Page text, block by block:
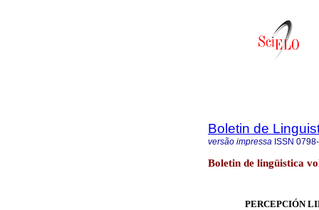
Boletin de
versão impressa ISSN
Boletin de lingüistica
PERCEPCIÓN